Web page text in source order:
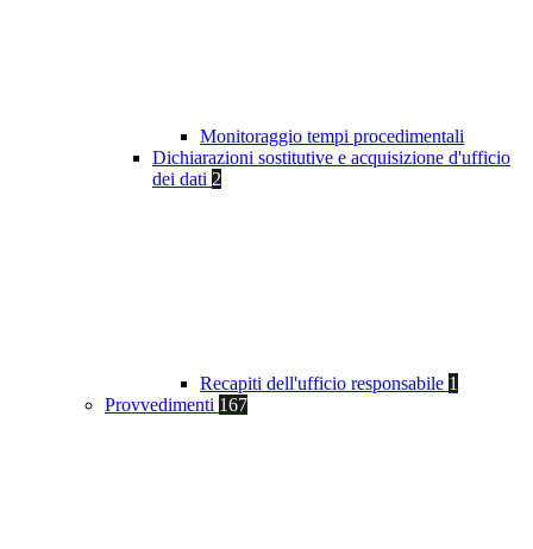
Monitoraggio tempi procedimentali
Dichiarazioni sostitutive e acquisizione d'ufficio
dei dati 2
Recapiti dell'ufficio responsabile 1
Provvedimenti 167